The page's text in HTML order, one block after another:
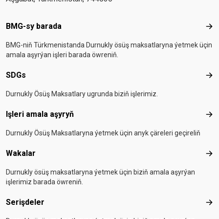
Footer menu
BMG-sy barada
BMG-niň Türkmenistanda Durnukly ösüş maksatlaryna ýetmek üçin
amala aşyrýan işleri barada öwreniň.
SDGs
Durnukly Ösüş Maksatlary ugrunda biziň işlerimiz.
Işleri amala aşyryň
Durnukly Ösüş Maksatlaryna ýetmek üçin anyk çäreleri geçireliň
Wakalar
Durnukly ösüş maksatlaryna ýetmek üçin biziň amala aşyrýan
işlerimiz barada öwreniň.
Serişdeler